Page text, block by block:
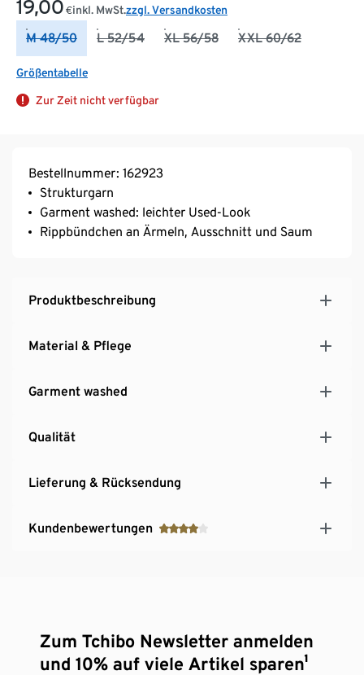
19,00 €inkl. MwSt.zzgl. Versandkosten
M 48/50 L 52/54 XL 56/58 XXL 60/62
Größentabelle
Zur Zeit nicht verfügbar
Bestellnummer: 162923
Strukturgarn
Garment washed: leichter Used-Look
Rippbündchen an Ärmeln, Ausschnitt und Saum
Produktbeschreibung
Material & Pflege
Garment washed
Qualität
Lieferung & Rücksendung
Kundenbewertungen
Zum Tchibo Newsletter anmelden
und 10% auf viele Artikel sparen¹